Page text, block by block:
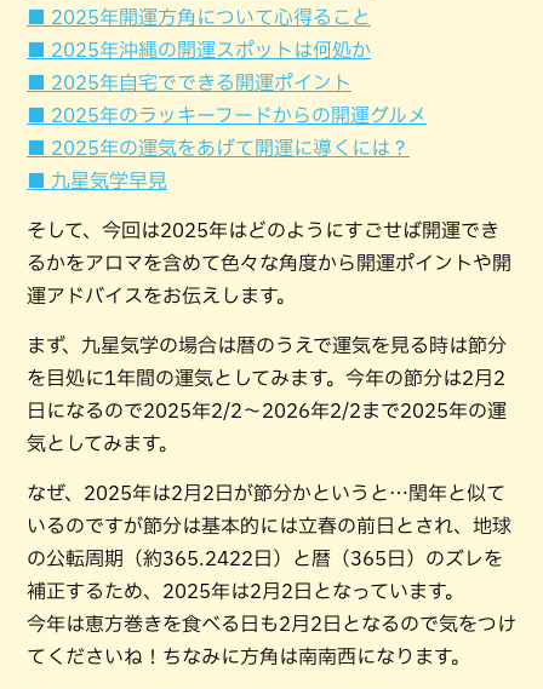
■ 2025年開運方角について心得ること
■ 2025年沖縄の開運スポットは何処か
■ 2025年自宅でできる開運ポイント
■ 2025年のラッキーフードからの開運グルメ
■ 2025年の運気をあげて開運に導くには？
■ 九星気学早見
そして、今回は2025年はどのようにすごせば開運でき
るかをアロマを含めて色々な角度から開運ポイントや開
運アドバイスをお伝えします。
まず、九星気学の場合は暦のうえで運気を見る時は節分
を目処に1年間の運気としてみます。今年の節分は2月2
日になるので2025年2/2〜2026年2/2まで2025年の運
気としてみます。
なぜ、2025年は2月2日が節分かというと…閏年と似て
いるのですが節分は基本的には立春の前日とされ、地球
の公転周期（約365.2422日）と暦（365日）のズレを
補正するため、2025年は2月2日となっています。
今年は恵方巻きを食べる日も2月2日となるので気をつけ
てくださいね！ちなみに方角は南南西になります。